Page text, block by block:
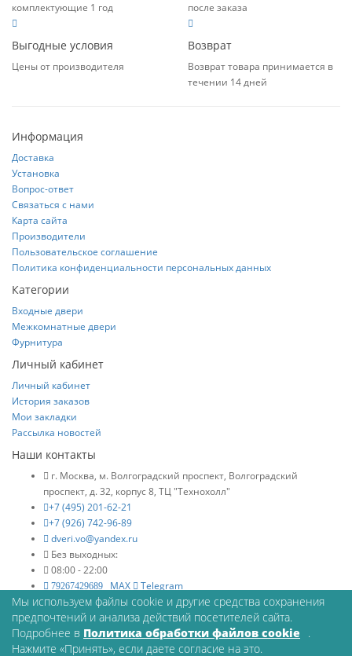
комплектующие 1 год
после заказа
Выгодные условия
Цены от производителя
Возврат
Возврат товара принимается в
течении 14 дней
Информация
Доставка
Установка
Вопрос-ответ
Связаться с нами
Карта сайта
Производители
Пользовательское соглашение
Политика конфиденциальности персональных данных
Категории
Входные двери
Межкомнатные двери
Фурнитура
Личный кабинет
Личный кабинет
История заказов
Мои закладки
Рассылка новостей
Наши контакты
г. Москва, м. Волгоградский проспект, Волгоградский
проспект, д. 32, корпус 8, ТЦ "Технохолл"
+7 (495) 201-62-21
+7 (926) 742-96-89
dveri.vo@yandex.ru
Без выходных:
08:00 - 22:00
79267429689 MAX
Telegram
© Межкомнатные двери в интернет магазине Двериво
Принимаем к оплате:
Мы используем файлы cookie и другие средства сохранения
предпочтений и анализа действий посетителей сайта.
Подробнее в Политика обработки файлов cookie
.
Нажмите «Принять», если даете согласие на это.